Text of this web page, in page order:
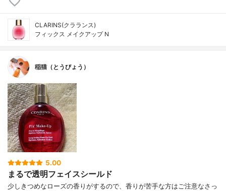
CLARINS(クラランス)
フィックス メイクアップ N
稲猫（とうびょう）
5.00
まるで透明フェイスシールド
少しきつめなローズの香りがするので、香りが苦手な方はご注意なさっ